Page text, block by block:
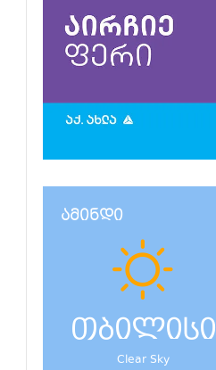
ამინდი
თბილისი
Clear Sky